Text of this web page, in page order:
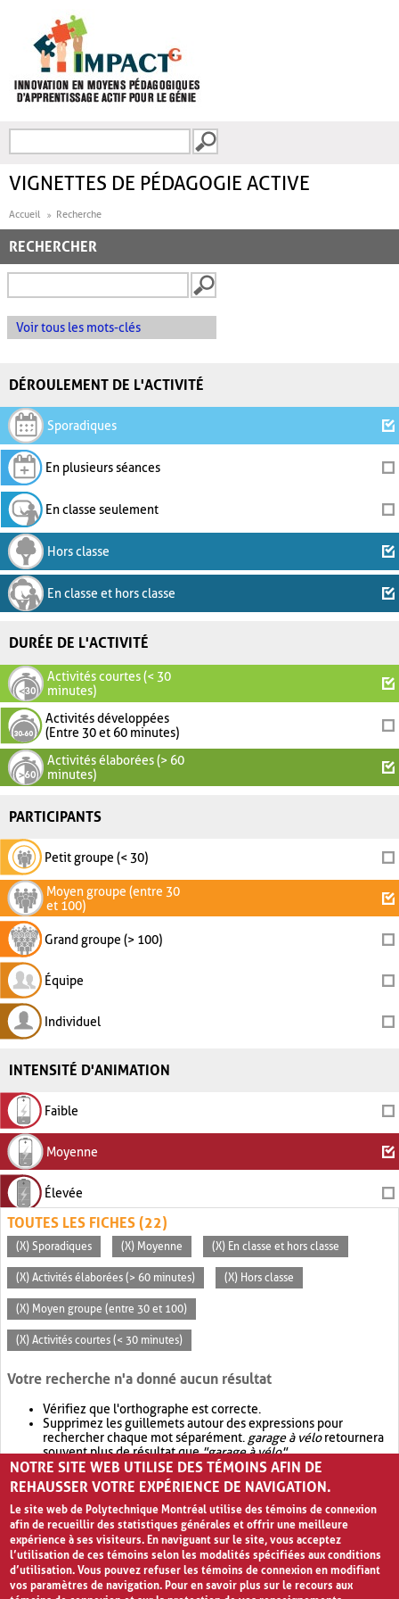
FORMULAIRE DE
VIGNETTES DE PÉDAGOGIE ACTIVE
Accueil Recherche
RECHERCHER
Voir tous les mots-clés
DÉROULEMENT DE L'ACTIVITÉ
Sporadiques
En plusieurs séances
En classe seulement
Hors classe
En classe et hors classe
DURÉE DE L'ACTIVITÉ
Activités courtes (< 30
minutes)
Activités développées
(Entre 30 et 60 minutes)
Activités élaborées (> 60
minutes)
PARTICIPANTS
Petit groupe (< 30)
Moyen groupe (entre 30
et 100)
Grand groupe (> 100)
Équipe
Individuel
INTENSITÉ D'ANIMATION
Faible
Moyenne
Élevée
TOUTES LES FICHES (22)
(X) Sporadiques (X) Moyenne (X) En classe et hors classe
(X) Activités élaborées (> 60 minutes) (X) Hors classe
(X) Moyen groupe (entre 30 et 100)
(X) Activités courtes (< 30 minutes)
Votre recherche n'a donné aucun résultat
Vérifiez que l'orthographe est correcte.
Supprimez les guillemets autour des expressions pour
rechercher chaque mot séparément. garage à véloretournera
souvent plus de résultat que"garage à vélo".
Envisagez d'élargir votre recherche avec OR.garage OR vélo
retournera souvent plus de résultat quegarage à vélo
NOTRE SITE WEB UTILISE DES TÉMOINS AFIN DE
REHAUSSER VOTRE EXPÉRIENCE DE NAVIGATION.
Le site web de Polytechnique Montréal utilise des témoins de connexion
afin de recueillir des statistiques générales et offrir une meilleure
expérience à ses visiteurs. En naviguant sur le site, vous acceptez
l’utilisation de ces témoins selon les modalités spécifiées aux conditions
d’utilisation. Vous pouvez refuser les témoins de connexion en modifiant
vos paramètres de navigation. Pour en savoir plus sur le recours aux